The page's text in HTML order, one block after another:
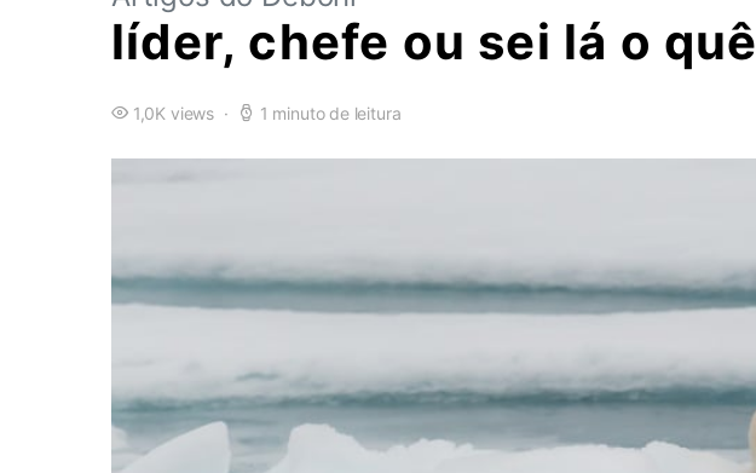
líder, chefe ou sei lá o quê
1,0K views 1 minuto de leitura